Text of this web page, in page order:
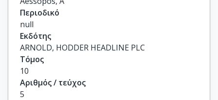
Περιοδικό
null
Εκδότης
ARNOLD, HODDER HEADLINE PLC
Τόμος
10
Αριθμός / τεύχος
5